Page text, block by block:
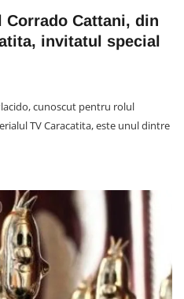
Corrado Cattani, din
invitatul special
cunoscut pentru rolul
TV Caracatita, este unul dintre